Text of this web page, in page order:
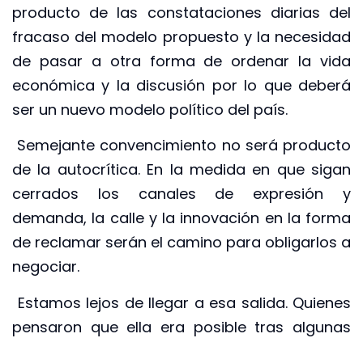
producto de las constataciones diarias del
fracaso del modelo propuesto y la necesidad
de pasar a otra forma de ordenar la vida
económica y la discusión por lo que deberá
ser un nuevo modelo político del país.
Semejante convencimiento no será producto
de la autocrítica. En la medida en que sigan
cerrados los canales de expresión y
demanda, la calle y la innovación en la forma
de reclamar serán el camino para obligarlos a
negociar.
Estamos lejos de llegar a esa salida. Quienes
pensaron que ella era posible tras algunas